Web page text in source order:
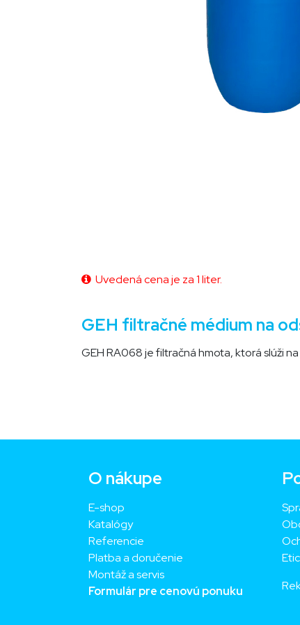
Uvedená cena je za 1 liter.
GEH filtračné médium na
GEH RA068 je filtračná hmota, ktorá slúži
O nákupe
E-shop
Katalógy
Referencie
Platba a doručenie
Montáž a servis
Formulár pre cenovú ponuku